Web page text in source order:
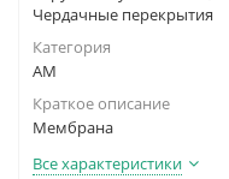
Чердачные перекрытия
Категория
AM
Краткое описание
Мембрана
Все характеристики